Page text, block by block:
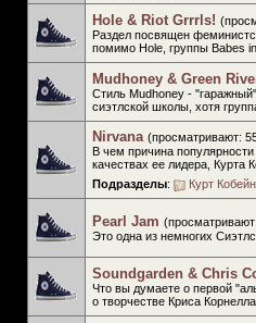
Hole & Riot Grrrls!
Раздел посвящен
помимо Hole, группы Babes
Mudhoney & Green
Стиль Mudhoney -
сиэтлской школы, хотя
Nirvana (просматривают:
В чем причина
качествах ее лидера, Курта
Подразделы: Курт Кобейн
Pearl Jam
Это одна из немногих
Soundgarden & Chris
Что вы думаете о первой
о творчестве Криса